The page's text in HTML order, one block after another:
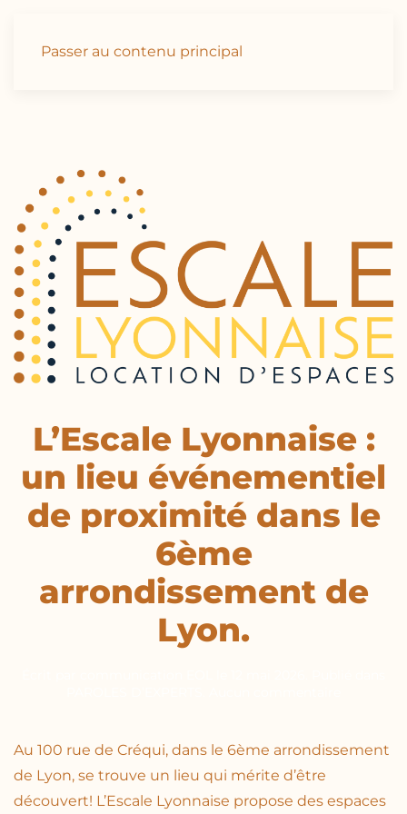
Passer au contenu principal
Étiquette :
L’Escale Lyonnaise :
un lieu événementiel
de proximité dans le
6ème
arrondissement de
Lyon.
un
Au 100 rue de Créqui, dans le 6ème arrondissement
de Lyon, se trouve un lieu qui mérite d’être
découvert! L’Escale Lyonnaise propose des espaces